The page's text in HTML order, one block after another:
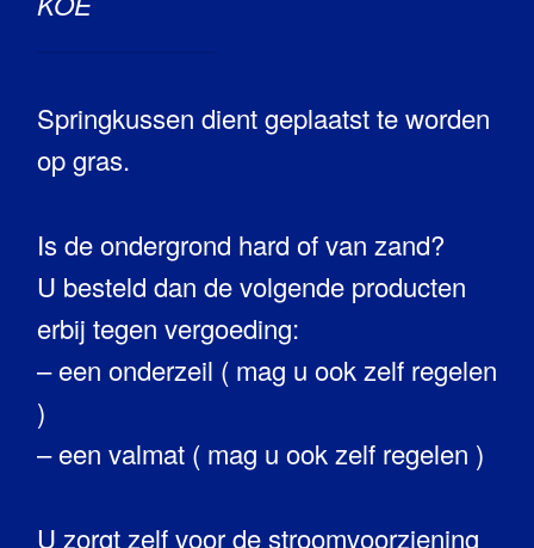
Springkussen dient geplaatst te worden
op gras.
Is de ondergrond hard of van zand?
U besteld dan de volgende producten
erbij tegen vergoeding:
– een onderzeil ( mag u ook zelf regelen
)
– een valmat ( mag u ook zelf regelen )
U zorgt zelf voor de stroomvoorziening